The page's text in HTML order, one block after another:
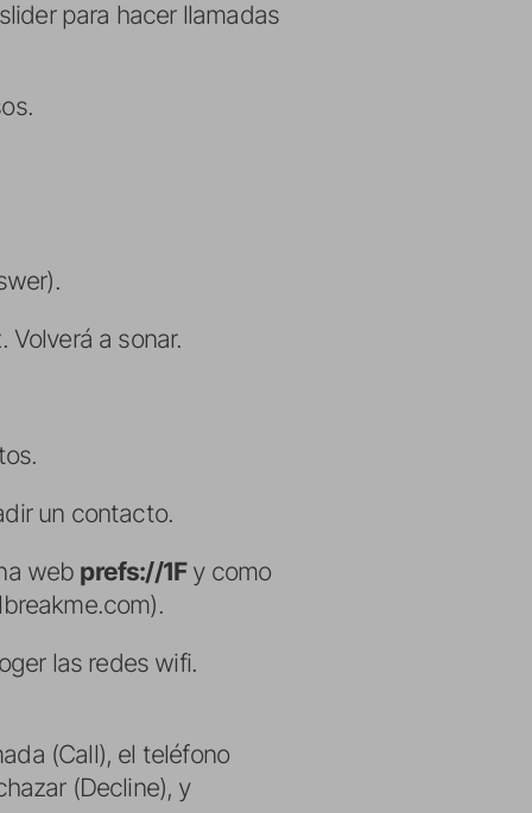
para hacer llamadas
a sonar.
un contacto.
web prefs://1Fy como
las redes wifi.
(Call), el teléfono
(Decline), y